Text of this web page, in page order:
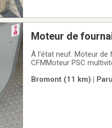
Moteur de
À l'état neuf. Moteur de
CFMMoteur PSC
Bromont (11 km) |